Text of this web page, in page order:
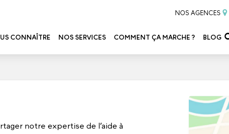
NOS AGENCES
CONNAÎTRE NOS SERVICES COMMENT ÇA MARCHE ? BLOG
notre expertise de l’aide à